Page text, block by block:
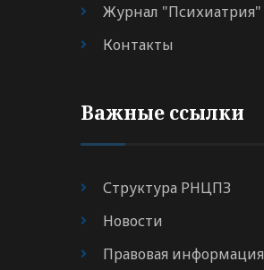
Журнал "Психиатрия"
Контакты
Важные ссылки
Структура РНЦПЗ
Новости
Правовая информация